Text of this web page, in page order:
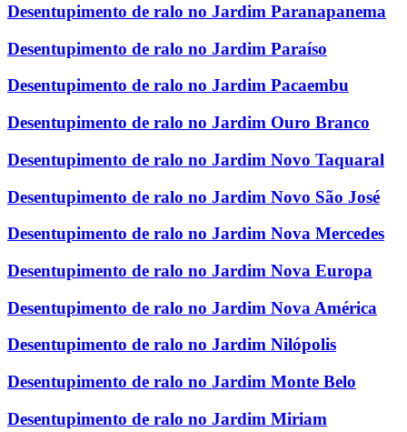
Desentupimento de ralo no Jardim Paranapanema
Desentupimento de ralo no Jardim Paraíso
Desentupimento de ralo no Jardim Pacaembu
Desentupimento de ralo no Jardim Ouro Branco
Desentupimento de ralo no Jardim Novo Taquaral
Desentupimento de ralo no Jardim Novo São José
Desentupimento de ralo no Jardim Nova Mercedes
Desentupimento de ralo no Jardim Nova Europa
Desentupimento de ralo no Jardim Nova América
Desentupimento de ralo no Jardim Nilópolis
Desentupimento de ralo no Jardim Monte Belo
Desentupimento de ralo no Jardim Miriam